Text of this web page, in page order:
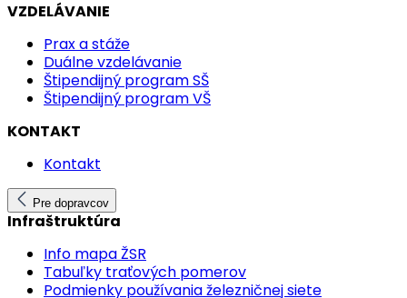
VZDELÁVANIE
Prax a stáže
Duálne vzdelávanie
Štipendijný program SŠ
Štipendijný program VŠ
KONTAKT
Kontakt
Pre dopravcov
Infraštruktúra
Info mapa ŽSR
Tabuľky traťových pomerov
Podmienky používania železničnej siete